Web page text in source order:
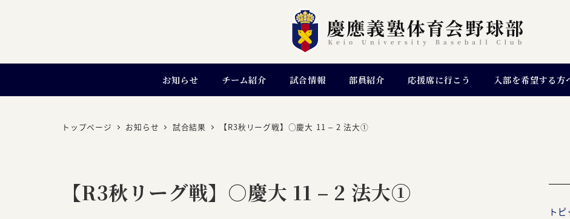
お知らせ チーム紹介 試合情報 部員紹介 応援席に行こう 入部を希望する方
トップページ お知らせ 試合結果 【R3秋リーグ戦】○慶大 11 – 2 法大①
【R3秋リーグ戦】○慶大 11 – 2 法大①
トピ